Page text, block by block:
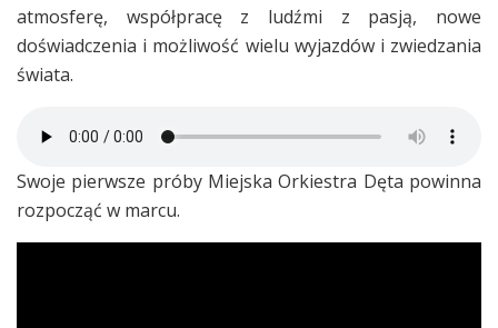
atmosferę, współpracę z ludźmi z pasją, nowe
doświadczenia i możliwość wielu wyjazdów i zwiedzania
świata.
Swoje pierwsze próby Miejska Orkiestra Dęta powinna
rozpocząć w marcu.